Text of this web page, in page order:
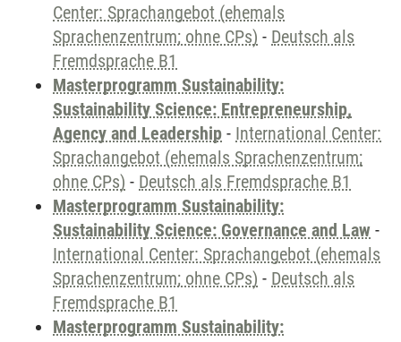
Center: Sprachangebot (ehemals
Sprachenzentrum; ohne CPs) - Deutsch als
Fremdsprache B1
Masterprogramm Sustainability:
Sustainability Science: Entrepreneurship,
Agency and Leadership - International Center:
Sprachangebot (ehemals Sprachenzentrum;
ohne CPs) - Deutsch als Fremdsprache B1
Masterprogramm Sustainability:
Sustainability Science: Governance and Law -
International Center: Sprachangebot (ehemals
Sprachenzentrum; ohne CPs) - Deutsch als
Fremdsprache B1
Masterprogramm Sustainability: